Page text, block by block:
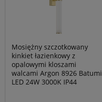
Mosiężny szczotkowany
kinkiet łazienkowy z
opalowymi kloszami
walcami Argon 8926 Batumi
LED 24W 3000K IP44